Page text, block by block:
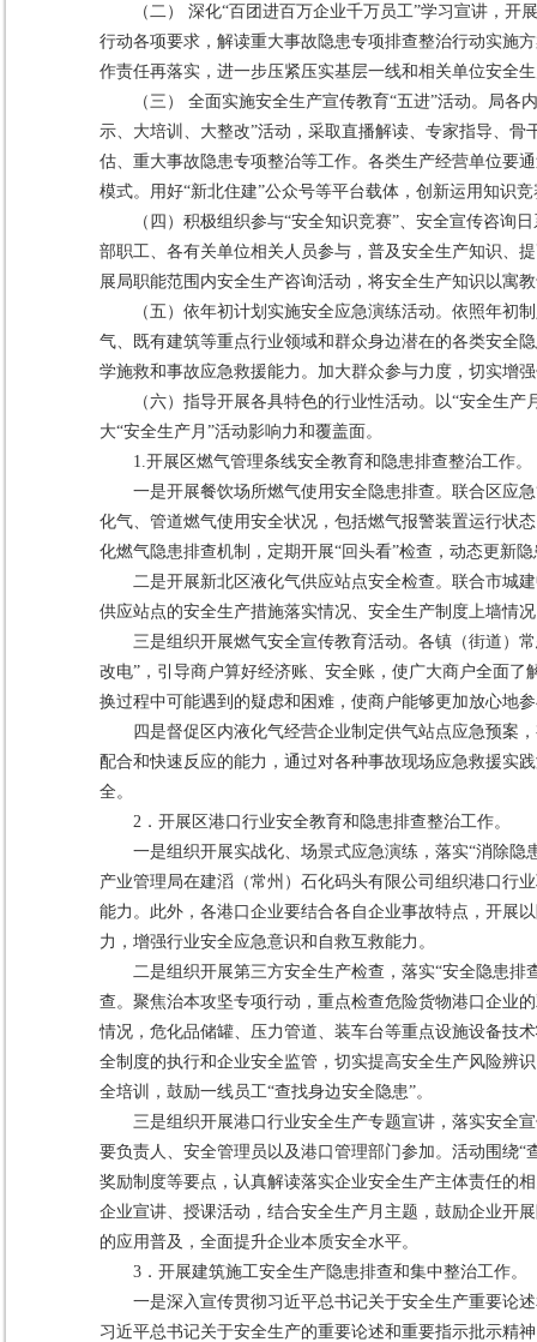
（二） 深化“百团进百万企业千万员工”学习宣讲，
行动各项要求，解读重大事故隐患专项排查整治行动实施
作责任再落实，进一步压紧压实基层一线和相关单位安全
（三） 全面实施安全生产宣传教育“五进”活动。局
示、大培训、大整改”活动，采取直播解读、专家指导、
估、重大事故隐患专项整治等工作。各类生产经营单位要
模式。用好“新北住建”公众号等平台载体，创新运用知识
（四）积极组织参与“安全知识竞赛”、安全宣传咨询
部职工、各有关单位相关人员参与，普及安全生产知识、
展局职能范围内安全生产咨询活动，将安全生产知识以寓
（五）依年初计划实施安全应急演练活动。依照年
气、既有建筑等重点行业领域和群众身边潜在的各类安全
学施救和事故应急救援能力。加大群众参与力度，切实增
（六）指导开展各具特色的行业性活动。以“安全生
大“安全生产月”活动影响力和覆盖面。
1.开展区燃气管理条线安全教育和隐患排查整治工作。
一是开展餐饮场所燃气使用安全隐患排查。联合区应
化气、管道燃气使用安全状况，包括燃气报警装置运行状
化燃气隐患排查机制，定期开展“回头看”检查，动态更新
二是开展新北区液化气供应站点安全检查。联合市城
供应站点的安全生产措施落实情况、安全生产制度上墙情
三是组织开展燃气安全宣传教育活动。各镇（街道）
改电”，引导商户算好经济账、安全账，使广大商户全面
换过程中可能遇到的疑虑和困难，使商户能够更加放心地
四是督促区内液化气经营企业制定供气站点应急预案
配合和快速反应的能力，通过对各种事故现场应急救援实
全。
2．开展区港口行业安全教育和隐患排查整治工作。
一是组织开展实战化、场景式应急演练，落实“消除
产业管理局在建滔（常州）石化码头有限公司组织港口行
能力。此外，各港口企业要结合各自企业事故特点，开展
力，增强行业安全应急意识和自救互救能力。
二是组织开展第三方安全生产检查，落实“安全隐患
查。聚焦治本攻坚专项行动，重点检查危险货物港口企业
情况，危化品储罐、压力管道、装车台等重点设施设备技
全制度的执行和企业安全监管，切实提高安全生产风险辨
全培训，鼓励一线员工“查找身边安全隐患”。
三是组织开展港口行业安全生产专题宣讲，落实安全
要负责人、安全管理员以及港口管理部门参加。活动围绕
奖励制度等要点，认真解读落实企业安全生产主体责任的
企业宣讲、授课活动，结合安全生产月主题，鼓励企业开
的应用普及，全面提升企业本质安全水平。
3．开展建筑施工安全生产隐患排查和集中整治工作。
一是深入宣传贯彻习近平总书记关于安全生产重要论
习近平总书记关于安全生产的重要论述和重要指示批示精